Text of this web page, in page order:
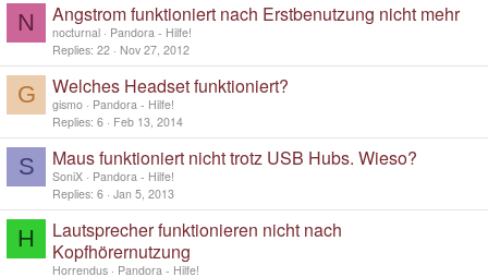
N Angstrom funktioniert nach Erstbenutzung nicht mehr
nocturnal
Pandora - Hilfe!
Replies 22 Nov 27, 2012
G Welches Headset funktioniert?
gismo
Pandora - Hilfe!
Replies 6 Feb 13, 2014
S Maus funktioniert nicht trotz USB Hubs. Wieso?
SoniX
Pandora - Hilfe!
Replies 6 Jan 5, 2013
H
Lautsprecher funktionieren nicht nach
Kopfhörernutzung
Horrendus Pandora - Hilfe!